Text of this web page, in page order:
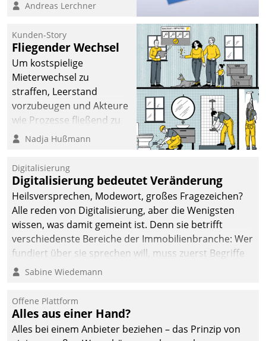
Cockpit für mobile
Datatrain. Die meravis
Wohnungsbau- und
Immobilien GmbH hat
sich dabei für den Betrieb
der Lösung über die SAP
Cloud Platform
entschieden - als erstes
Unternehmen am
Andreas Lerchner
Kunden-Story
Fliegender Wechsel
Um kostspielige
Mieterwechsel zu
straffen, Leerstand
vorzubeugen und Akteure
wie Prozesse fließend zu
vernetzen, nutzt die
Jahresbeginn eine
Überblick, Einsicht und
Eingriff bietende Lösung.
Zur Entwicklung setzte
man auf
Cloudtechnologie,
bewährte und Startup-
agile Projektmethoden.
Nadja Hußmann
Digitalisierung
Digitalisierung bedeutet Veränderung
Heilsversprechen, Modewort, großes Fragezeichen?
Alle reden von Digitalisierung, aber die Wenigsten
wissen, was damit gemeint ist. Denn sie betrifft
verschiedenste Bereiche der Immobilienbranche: Wer
fundiert über sie sprechen will, muss zuerst Begriffe
klären. Ein Aspekt ist die betriebliche Optimierung:
Einsparungen durch optimierte und automatisierte
Prozesse. Doch man darf nicht zu viel erwarten: Allein
mit der Einführung einer neuen Software ist es nicht
Sabine Wiedemann
Offene Plattform
Alles aus einer Hand?
Alles bei einem Anbieter beziehen – das Prinzip von